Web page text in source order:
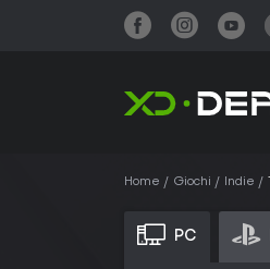
Home Giochi Indie
PC